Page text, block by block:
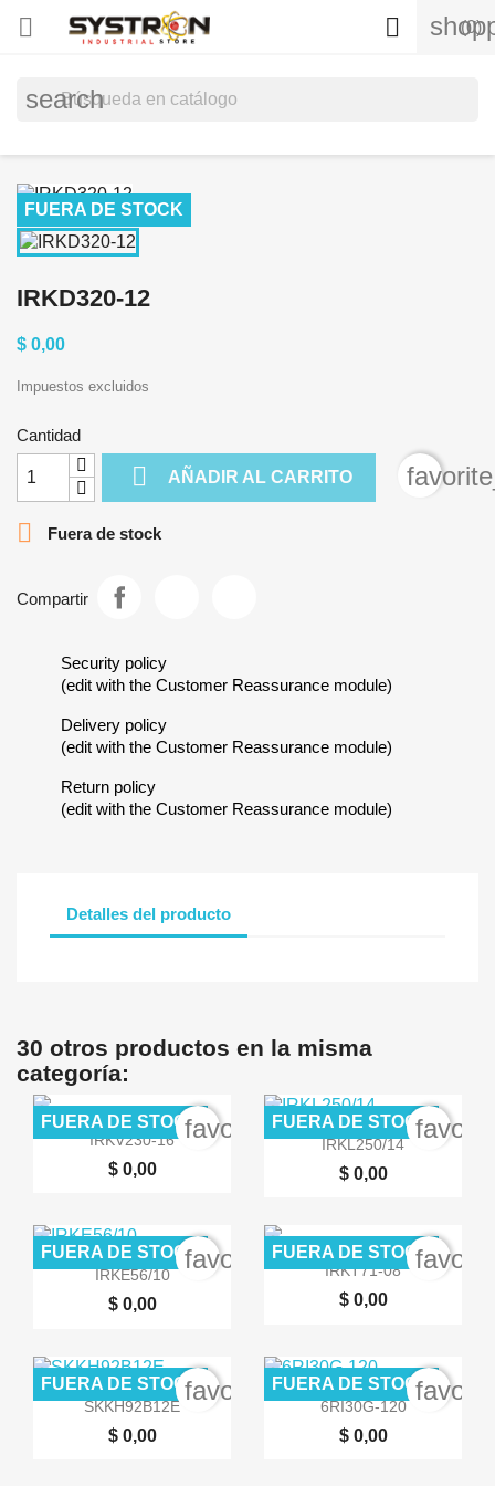
 (0)

search
FUERA DE STOCK
IRKD320-12
$ 0,00
Impuestos excluidos
Cantidad
 AÑADIR AL CARRITO

Fuera de stock
Compartir
Security policy
(edit with the Customer Reassurance module)
Delivery policy
(edit with the Customer Reassurance module)
Return policy
(edit with the Customer Reassurance module)
Detalles del producto
30 otros productos en la misma
categoría:
 Vista rápida
IRKV230-16
$ 0,00
FUERA DE STOCKfavorite_border
 Vista rápida
IRKL250/14
$ 0,00
FUERA DE STOCK
 Vista rápida
IRKE56/10
$ 0,00
FUERA DE STOCKfavorite_border
 Vista rápida
IRKT71-08
$ 0,00
FUERA DE STOCK
 Vista rápida
SKKH92B12E
$ 0,00
FUERA DE STOCKfavorite_border
 Vista rápida
6RI30G-120
$ 0,00
FUERA DE STOCK